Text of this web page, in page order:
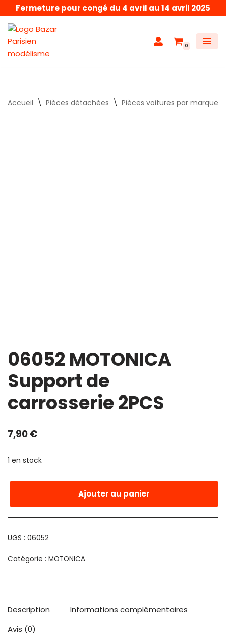
Aller
au
contenu
Fermeture pour congé du 4 avril au 14 avril 2025
0
Accueil \ Pièces détachées \ Pièces voitures par marque
06052 MOTONICA
Support de
carrosserie 2PCS
7,90€
1 en stock
Ajouter au panier
UGS : 06052
Catégorie : MOTONICA
Description
Informations complémentaires
Avis (0)